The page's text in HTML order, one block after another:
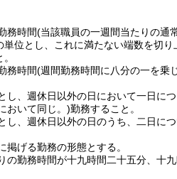
務時間(当該職員の一週間当たりの通
単位とし、これに満たない端数を切
務時間(週間勤務時間に八分の一を乗
、週休日以外の日において一日に
おいて同じ。)勤務すること。
、週休日以外の日のうち、二日に
げる勤務の形態とする。
勤務時間が十九時間二十五分、十